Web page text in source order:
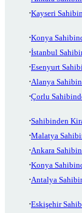
Kayseri
Konya
İstanbul
Esenyurt
Alanya
Çorlu
Sahibinden
Malatya
Ankara
Konya
Antalya
Eskişehir